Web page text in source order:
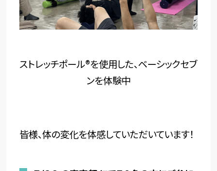
ストレッチポール®を使用した、ベーシックセブ
ンを体験中
皆様、体の変化を体感していただいています！